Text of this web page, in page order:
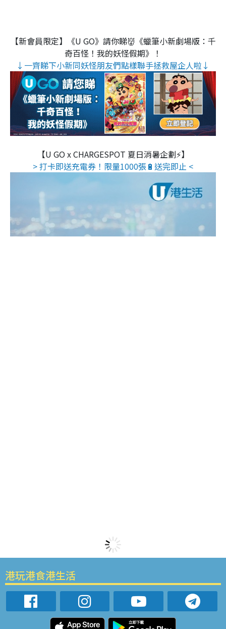
【新會員限定】《U GO》請你睇👹《蠟筆小新劇場版：千
奇百怪！我的妖怪假期》！
↓一齊睇下小新同妖怪朋友們點樣聯手拯救屋企人啦↓
【U GO x CHARGESPOT 夏日消暑企劃⚡】
> 打卡即送充電券！限量1000張🔋送完即止 <
港玩港食港生活